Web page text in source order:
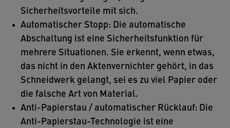
Sicherheitsvorteile mit sich.
Automatischer Stopp: Die automatische
Abschaltung ist eine Sicherheitsfunktion für
mehrere Situationen. Sie erkennt, wenn etwas,
das nicht in den Aktenvernichter gehört, in das
Schneidwerk gelangt, sei es zu viel Papier oder
die falsche Art von Material.
Anti-Papierstau / automatischer Rücklauf: Die
Anti-Papierstau-Technologie ist eine